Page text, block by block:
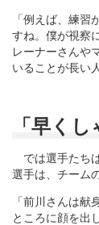
「例えば、練習
すね。僕が視察
レーナーさんや
いることが長い
「早く
では選手たち
選手は、チーム
「前川さんは
ところに顔を出